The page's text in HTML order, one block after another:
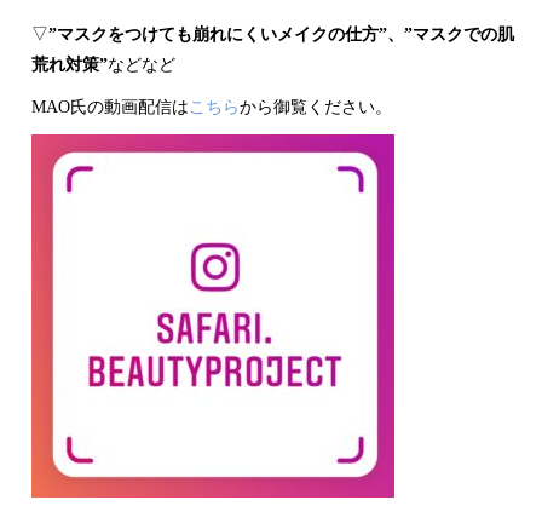
▽”マスクをつけても崩れにくいメイクの仕方”、”マスクでの肌
荒れ対策”などなど
MAO氏の動画配信はこちらから御覧ください。